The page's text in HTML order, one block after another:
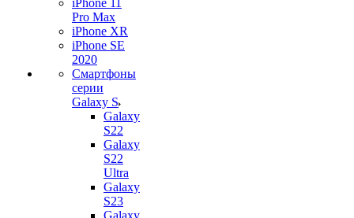
iPhone 11
Pro Max
iPhone XR
iPhone SE
2020
Смартфоны
серии
Galaxy S
Galaxy
S22
Galaxy
S22
Ultra
Galaxy
S23
Galaxy